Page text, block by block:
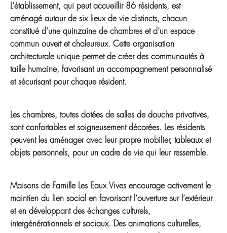
L’établissement, qui peut accueillir 86 résidents, est
aménagé autour de six lieux de vie distincts, chacun
constitué d’une quinzaine de chambres et d’un espace
commun ouvert et chaleureux. Cette organisation
architecturale unique permet de créer des communautés à
taille humaine, favorisant un accompagnement personnalisé
et sécurisant pour chaque résident.
Les chambres, toutes dotées de salles de douche privatives,
sont confortables et soigneusement décorées. Les résidents
peuvent les aménager avec leur propre mobilier, tableaux et
objets personnels, pour un cadre de vie qui leur ressemble.
Maisons de Famille Les Eaux Vives encourage activement le
maintien du lien social en favorisant l’ouverture sur l’extérieur
et en développant des échanges culturels,
intergénérationnels et sociaux. Des animations culturelles,